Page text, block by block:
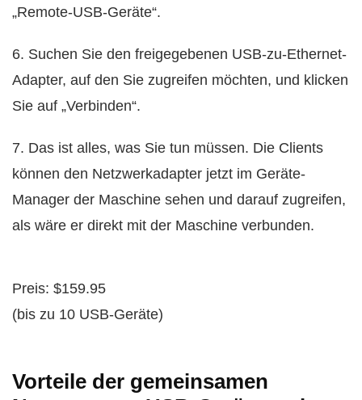
„Remote-USB-Geräte“.
6. Suchen Sie den freigegebenen USB-zu-Ethernet-
Adapter, auf den Sie zugreifen möchten, und klicken
Sie auf „Verbinden“.
7. Das ist alles, was Sie tun müssen. Die Clients
können den Netzwerkadapter jetzt im Geräte-
Manager der Maschine sehen und darauf zugreifen,
als wäre er direkt mit der Maschine verbunden.
Preis: $159.95
(bis zu 10 USB-Geräte)
Vorteile der gemeinsamen